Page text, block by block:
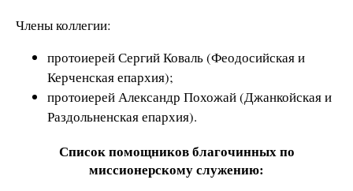
Члены коллегии:
протоиерей Сергий Коваль (Феодосийская и
Керченская епархия);
протоиерей Александр Похожай (Джанкойская и
Раздольненская епархия).
Список помощников благочинных по
миссионерскому служению: